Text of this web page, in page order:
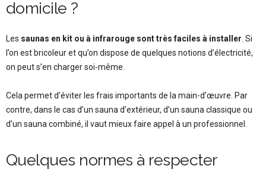
domicile ?
Les saunas en kit ou à infrarouge sont très faciles à installer . Si
l’on est bricoleur et qu’on dispose de quelques notions d’électricité,
on peut s’en charger soi-même.
Cela permet d’éviter les frais importants de la main-d’œuvre. Par
contre, dans le cas d’un sauna d’extérieur, d’un sauna classique ou
d’un sauna combiné, il vaut mieux faire appel à un professionnel.
Quelques normes à respecter